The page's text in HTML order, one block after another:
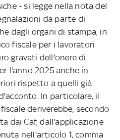
- si legge nella nota del
da parte di
dagli organi di stampa, in
fiscale per i lavoratori
gravati dell'onere di
l'anno 2025 anche in
rispetto a quelli già
In particolare, il
deriverebbe, secondo
dai Caf, dall'applicazione
nell'articolo 1, comma